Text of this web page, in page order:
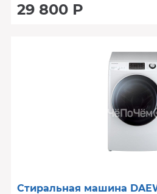
29 800 Р
Стиральная машина